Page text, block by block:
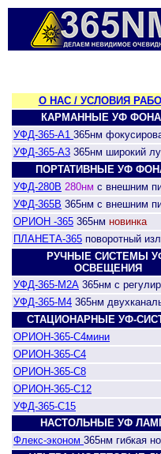
О НАС / УСЛОВИЯ
КАРМАННЫЕ УФ
УФД-365-А1 365нм
УФД-365-А3 365нм широкий
ПОРТАТИВНЫЕ УФ
УФД-280В 280нм с внешним
УФД-365В 365нм с внешним
ОРИОН -365 365нм новинка
ПЛАНЕТА-365 поворотный
РУЧНЫЕ СИСТЕМЫ
ОСВЕЩЕНИЯ
УФД-365-М2А 365нм с
УФД-365-М4 365нм
СТАЦИОНАРНЫЕ УФ-
ОРИОН-365-С4мини
ОРИОН-365-С4
ОРИОН-365-С8
ОРИОН-365-С12
УФД-365-С15
НАСТОЛЬНЫЕ УФ
Флекс-эконом 365нм гибкая